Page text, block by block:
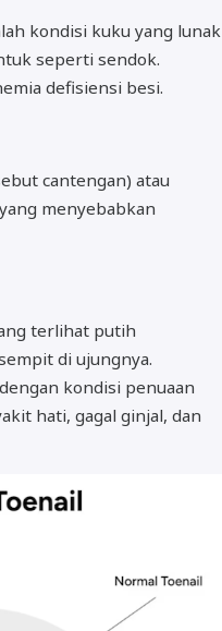
kondisi kuku yang lunak
seperti sendok.
defisiensi besi.
cantengan) atau
menyebabkan
terlihat putih
di ujungnya.
kondisi penuaan
hati, gagal ginjal, dan